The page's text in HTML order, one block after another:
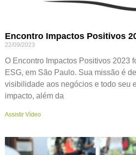
Encontro Impactos Positivos
22/09/2023
O Encontro Impactos Positivos 2023
ESG, em São Paulo. Sua missão é
visibilidade aos negócios e todo seu
impacto, além da
Assistir Vídeo